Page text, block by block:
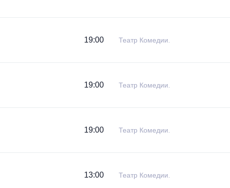
19:00 Театр Комедии.
19:00 Театр Комедии.
19:00 Театр Комедии.
13:00 Театр Комедии.